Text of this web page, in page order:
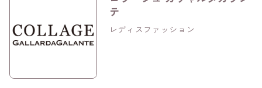
テ
レディスファッション